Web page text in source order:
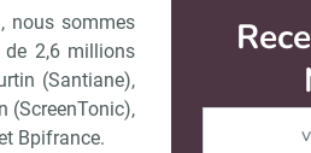
nous sommes
de 2,6 millions
(Santiane),
(ScreenTonic),
Bpifrance.
à notre newsletter
Valider
déciderai plus tard